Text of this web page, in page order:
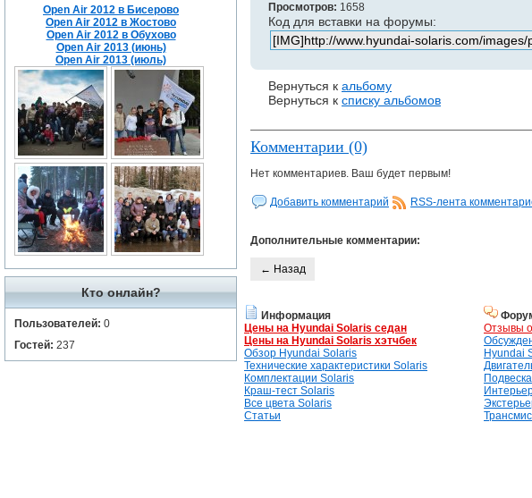
Open Air 2012 в Бисерово
Open Air 2012 в Жостово
Open Air 2012 в Обухово
Open Air 2013 (июнь)
Open Air 2013 (июль)
Кто онлайн?
Пользователей: 0
Гостей: 237
Просмотров: 1658
Код для вставки на форумы:
Вернуться к альбому
Вернуться к списку альбомов
Комментарии (0)
Нет комментариев. Ваш будет первым!
Добавить комментарий RSS-лента
Дополнительные комментарии:
← Назад
Информация
Цены на Hyundai Solaris седан
Цены на Hyundai Solaris хэтчбек
Обзор Hyundai Solaris
Технические характеристики Solaris
Комплектации Solaris
Краш-тест Solaris
Все цвета Solaris
Статьи
Отзывы
Hyundai